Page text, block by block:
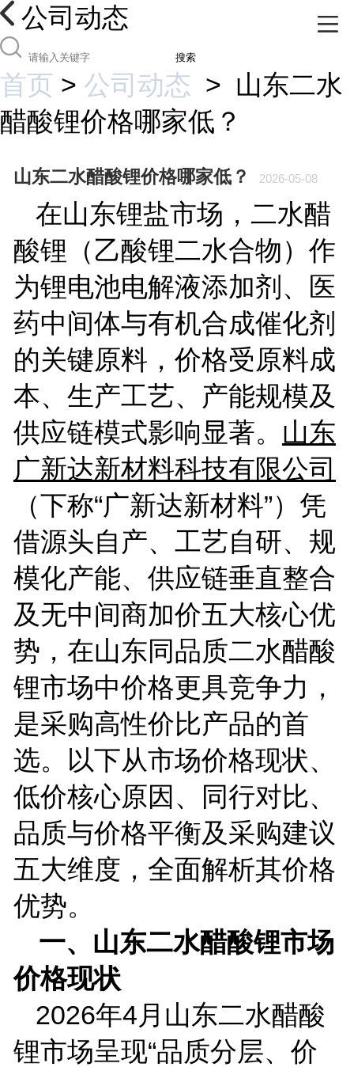
公司动态
搜索
首页 > 公司动态 > 山东二水
醋酸锂价格哪家低？
山东二水醋酸锂价格哪家低？ 2026-05-08
在山东锂盐市场，二水醋
酸锂（乙酸锂二水合物）作
为锂电池电解液添加剂、医
药中间体与有机合成催化剂
的关键原料，价格受原料成
本、生产工艺、产能规模及
供应链模式影响显著。 山东
广新达新材料科技有限公司
（下称“广新达新材料”）凭
借源头自产、工艺自研、规
模化产能、供应链垂直整合
及无中间商加价五大核心优
势，在山东同品质二水醋酸
锂市场中价格更具竞争力，
是采购高性价比产品的首
选。以下从市场价格现状、
低价核心原因、同行对比、
品质与价格平衡及采购建议
五大维度，全面解析其价格
优势。
一、山东二水醋酸锂市场
价格现状
2026年4 月山东二水醋酸
锂市场呈现“品质分层、价